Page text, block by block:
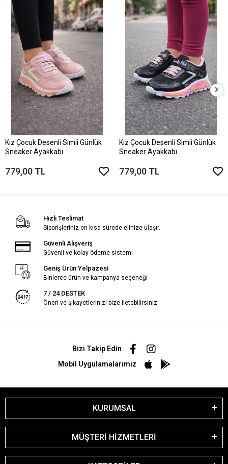
Kız Çocuk Desenli Simli Günlük
Sneaker Ayakkabı
779,00 TL
Kız Çocuk Desenli Simli Günlük
Sneaker Ayakkabı
779,00 TL
Hızlı Teslimat
Siparişleriniz en kısa sürede elinize ulaşır.
Güvenli Alışveriş
Güvenli ve kolay ödeme sistemi
Geniş Ürün Yelpazesi
Binlerce ürün ve kampanya seçeneği
7 / 24 DESTEK
Öneri ve şikayetlerinizi bize iletebilirsiniz.
Bizi Takip Edin
Mobil Uygulamalarımız
KURUMSAL
MÜŞTERİ HİZMETLERİ